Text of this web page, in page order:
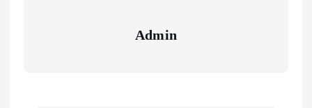
Admin